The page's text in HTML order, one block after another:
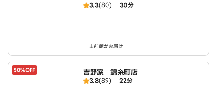
3.3(80) 30分
出前館がお届け
50%OFF 吉野家 錦糸町店
3.8(89) 22分